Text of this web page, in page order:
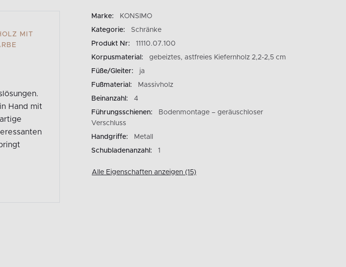
MIT
W
Hand mit
Marke:
KONSIMO
Kategorie:
Schränke
Produkt Nr:
11110.07.100
Korpusmaterial:
gebeiztes, astfreies Kiefernholz 2,2-2,5 cm
Füße/Gleiter:
ja
Fußmaterial:
Massivholz
Beinanzahl:
4
Führungsschienen:
Bodenmontage – geräuschloser
Verschluss
Handgriffe:
Metall
Schubladenanzahl:
1
Alle Eigenschaften anzeigen (15)